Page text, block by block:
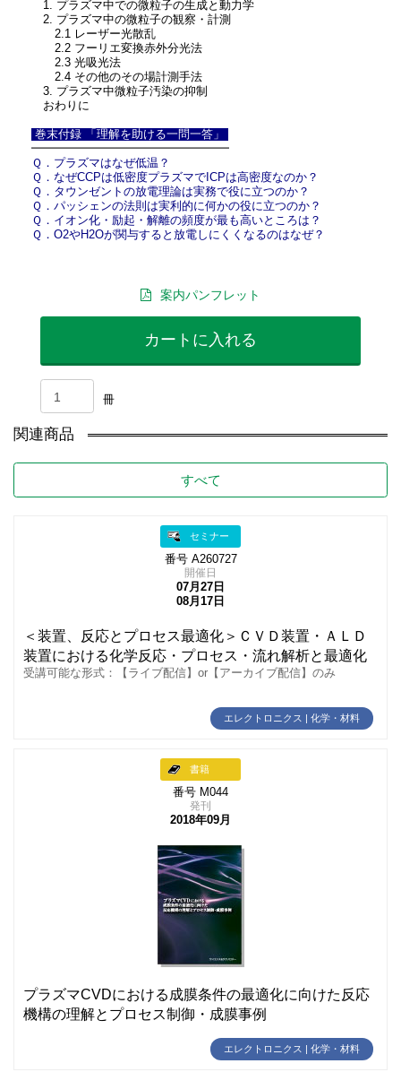
1. プラズマ中での微粒子の生成と動力学
2. プラズマ中の微粒子の観察・計測
2.1 レーザー光散乱
2.2 フーリエ変換赤外分光法
2.3 光吸光法
2.4 その他のその場計測手法
3. プラズマ中微粒子汚染の抑制
おわりに
巻末付録 「理解を助ける一問一答」
━━━━━━━━━━━━━━━━━
Ｑ．プラズマはなぜ低温？
Ｑ．なぜCCPは低密度プラズマでICPは高密度なのか？
Ｑ．タウンゼントの放電理論は実務で役に立つのか？
Ｑ．パッシェンの法則は実利的に何かの役に立つのか？
Ｑ．イオン化・励起・解離の頻度が最も高いところは？
Ｑ．O2やH2Oが関与すると放電しにくくなるのはなぜ？
案内パンフレット
カートに入れる
冊
関連商品
すべて
セミナー
番号 A260727
開催日
07月27日
08月17日
＜装置、反応とプロセス最適化＞ＣＶＤ装置・ＡＬＤ
装置における化学反応・プロセス・流れ解析と最適化
受講可能な形式：【ライブ配信】or【アーカイブ配信】のみ
エレクトロニクス | 化学・材料
書籍
番号 M044
発刊
2018年09月
プラズマCVDにおける成膜条件の最適化に向けた反応
機構の理解とプロセス制御・成膜事例
エレクトロニクス | 化学・材料